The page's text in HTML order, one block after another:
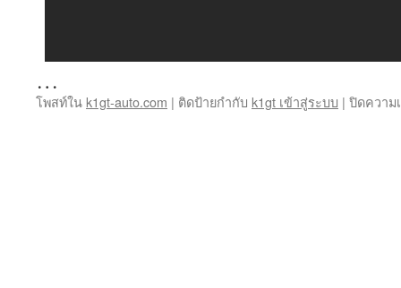
…
โพสท์ใน k1gt-auto.com | ติดป้ายกำกับ k1gt เข้าสู่ระบบ | ปิดความ